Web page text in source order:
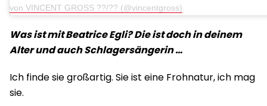
von VINCENT GROSS ??/?? (@vincentgross)
Was ist mit Beatrice Egli? Die ist doch in deinem
Alter und auch Schlagersängerin …
Ich finde sie großartig. Sie ist eine Frohnatur, ich mag
sie.